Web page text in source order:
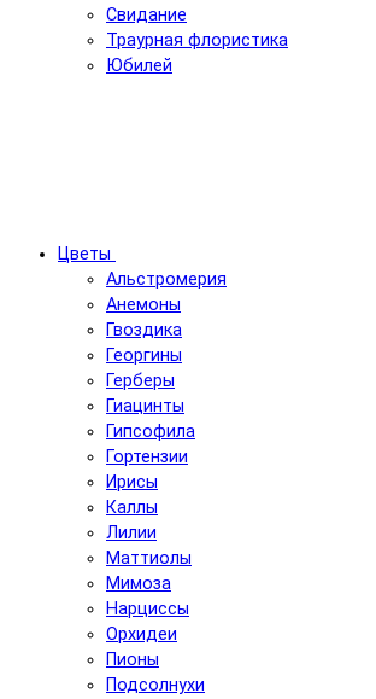
Свидание
Траурная флористика
Юбилей
Цветы
Альстромерия
Анемоны
Гвоздика
Георгины
Герберы
Гиацинты
Гипсофила
Гортензии
Ирисы
Каллы
Лилии
Маттиолы
Мимоза
Нарциссы
Орхидеи
Пионы
Подсолнухи